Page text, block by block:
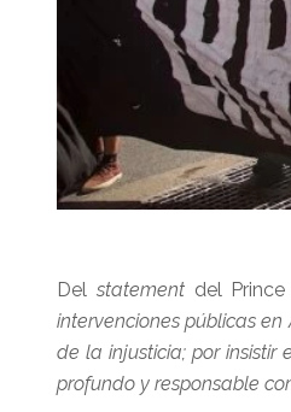
Del statementdel Prince
intervenciones públicas
de la injusticia; por insistir
profundo y responsable